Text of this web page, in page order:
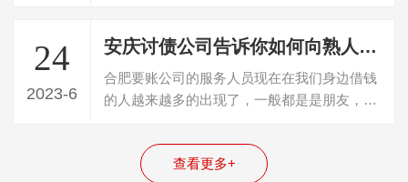
24
2023-6
安庆讨债公司告诉你如何向熟人朋友讨要欠款
合肥要账公司的服务人员现在在我们身边借钱
的人越来越多的出现了，一般都是是朋友，亲
查看更多+